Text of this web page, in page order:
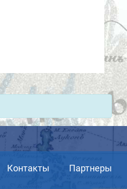
Контакты Партнеры